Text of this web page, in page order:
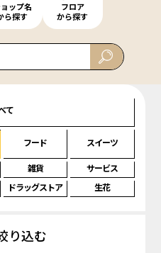
ップ名
ら探す
フロア
から探す
て
フード スイーツ
雑貨
サービス
ドラッグストア 生花
り込む